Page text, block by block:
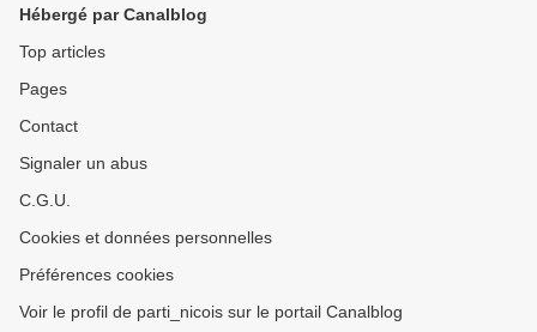
Hébergé par Canalblog
Top articles
Pages
Contact
Signaler un abus
C.G.U.
Cookies et données personnelles
Préférences cookies
Voir le profil de parti_nicois sur le portail Canalblog